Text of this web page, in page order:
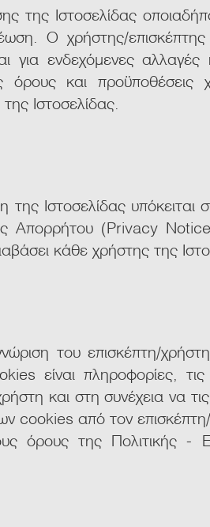
της Ιστοσελίδας
Ο χρήστης/επισκέπτης
για ενδεχόμενες αλλαγές
όρους και προϋποθέσεις
Ιστοσελίδας.
Ιστοσελίδας υπόκειται
Απορρήτου (Privacy
κάθε χρήστης της
του επισκέπτη/
είναι πληροφορίες, τις
και στη συνέχεια να
cookies από τον
όρους της Πολιτικής -